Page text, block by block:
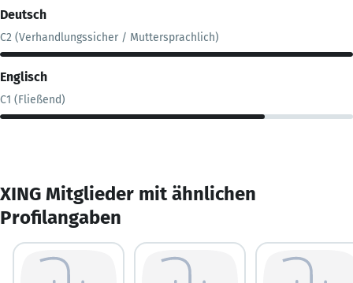
Deutsch
C2 (Verhandlungssicher / Muttersprachlich)
Englisch
C1 (Fließend)
XING Mitglieder mit ähnlichen
Profilangaben